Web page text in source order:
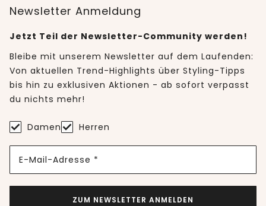
Newsletter Anmeldung
Jetzt Teil der Newsletter-Community werden!
Bleibe mit unserem Newsletter auf dem Laufenden:
Von aktuellen Trend-Highlights über Styling-Tipps
bis hin zu exklusiven Aktionen - ab sofort verpasst
du nichts mehr!
Damen Herren
E-Mail-Adresse *
ZUM NEWSLETTER ANMELDEN